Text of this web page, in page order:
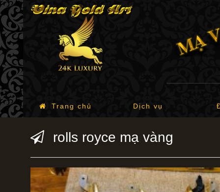
Trang chủ Dịch vụ
rolls royce mạ vàng